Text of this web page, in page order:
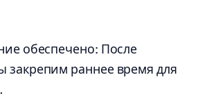
обеспечено: После
раннее время для